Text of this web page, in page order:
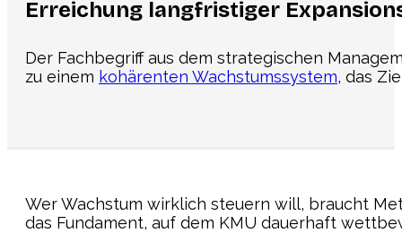
Erreichung langfristiger
Der Fachbegriff aus dem strategischen
zu einem kohärenten Wachstumssystem, das
Wer Wachstum wirklich steuern will, braucht
das Fundament, auf dem KMU dauerhaft